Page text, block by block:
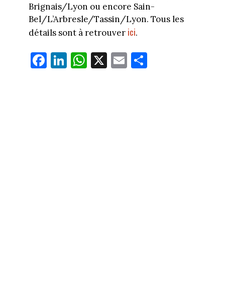
Brignais/Lyon ou encore Sain-
Bel/L’Arbresle/Tassin/Lyon. Tous les
détails sont à retrouver ici.
Fa
ce
Li
nk
W
ha
X E
m
Pa